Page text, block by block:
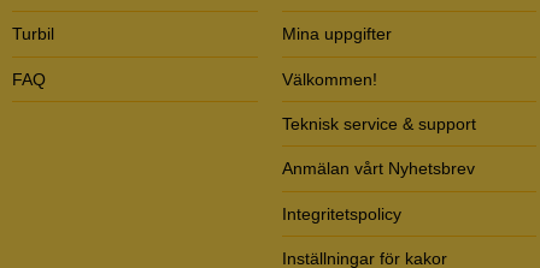
Turbil
FAQ
Mina uppgifter
Välkommen!
Teknisk service & support
Anmälan vårt Nyhetsbrev
Integritetspolicy
Inställningar för kakor